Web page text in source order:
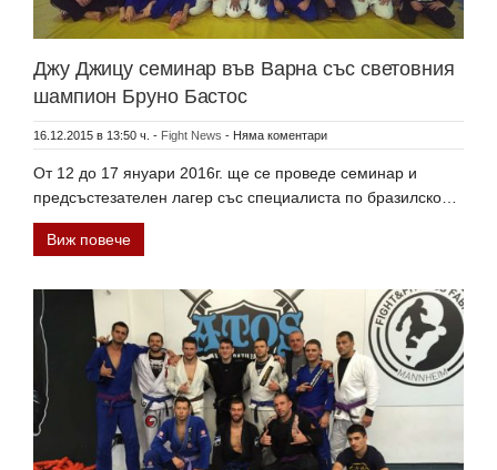
Джу Джицу семинар във Варна със световния
шампион Бруно Бастос
16.12.2015 в 13:50 ч. - Fight News - Няма коментари
От 12 до 17 януари 2016г. ще се проведе семинар и
предсъстезателен лагер със специалиста по бразилско…
Виж повече